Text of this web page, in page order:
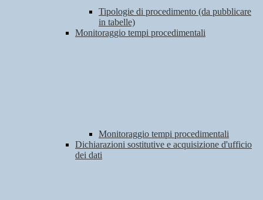
Tipologie di procedimento (da pubblicare
in tabelle)
Monitoraggio tempi procedimentali
Monitoraggio tempi procedimentali
Dichiarazioni sostitutive e acquisizione d'ufficio
dei dati